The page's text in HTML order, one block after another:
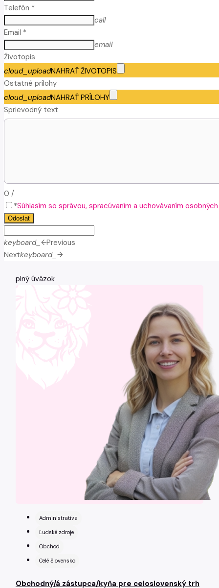
Telefón *
call
Email *
email
Životopis
cloud_uploadNAHRAŤ ŽIVOTOPIS
Ostatné prílohy
cloud_uploadNAHRAŤ PRÍLOHY
Sprievodný text
0 /
*Súhlasím so správou, spracúvaním a uchovávaním
Odoslať
keyboard_arrow_leftPrevious
Nextkeyboard_arrow_right
plný úväzok
Administratíva
Ľudské zdroje
Obchod
Celé Slovensko
Obchodný/á zástupca/kyňa pre celoslovenský trh